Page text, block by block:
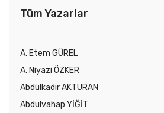
Tüm Yazarlar
A. Etem GÜREL
A. Niyazi ÖZKER
Abdülkadir AKTURAN
Abdulvahap YİĞİT